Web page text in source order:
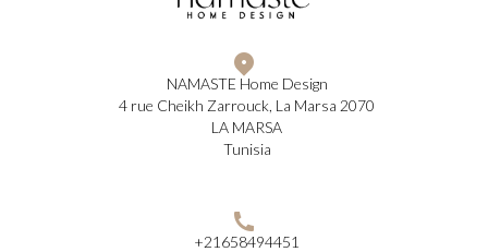
NAMASTE Home Design
4 rue Cheikh Zarrouck, La Marsa 2070
LA MARSA
Tunisia
+21658494451